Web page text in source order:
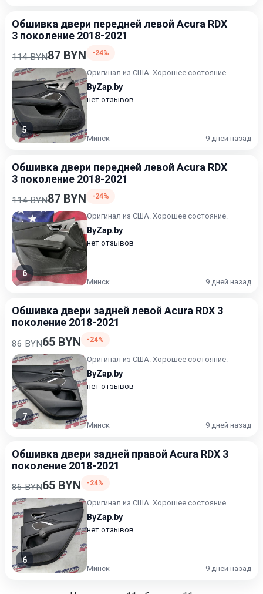
Обшивка двери передней левой Acura RDX
3 поколение 2018-2021
114 BYN87 BYN -24%
5
Оригинал из США. Хорошее состояние.
ByZap.by
нет отзывов
Минск 9 дней назад
Обшивка двери передней левой Acura RDX
3 поколение 2018-2021
114 BYN87 BYN -24%
6
Оригинал из США. Хорошее состояние.
ByZap.by
нет отзывов
Минск 9 дней назад
Обшивка двери задней левой Acura RDX 3
поколение 2018-2021
86 BYN65 BYN -24%
7
Оригинал из США. Хорошее состояние.
ByZap.by
нет отзывов
Минск 9 дней назад
Обшивка двери задней правой Acura RDX 3
поколение 2018-2021
86 BYN65 BYN -24%
6
Оригинал из США. Хорошее состояние.
ByZap.by
нет отзывов
Минск 9 дней назад